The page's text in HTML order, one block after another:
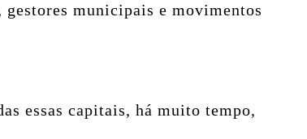
municipais e movimentos
essas capitais, há muito tempo,